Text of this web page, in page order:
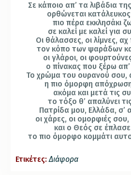
Σε κάποιο απ’ τα λιβάδια
ορθώνεται
πιο πέρα εκκλησάκι
σε καλεί με καλεί για
Οι θάλασσες, οι λίμνες,
τον κόπο των ψαράδων
οι γλάροι, οι
ο πίνακας που ξέρω
Το χρώμα του ουρανού σου,
η πιο όμορφη
ακόμα και μετά τις
το τόξο θ’ απαλύνει
Πατρίδα μου, Ελλάδα, σ’
οι χάρες, οι ομορφιές
και ο Θεός σε
το πιο όμορφο κομμάτι
Ετικέτες: Διάφορα